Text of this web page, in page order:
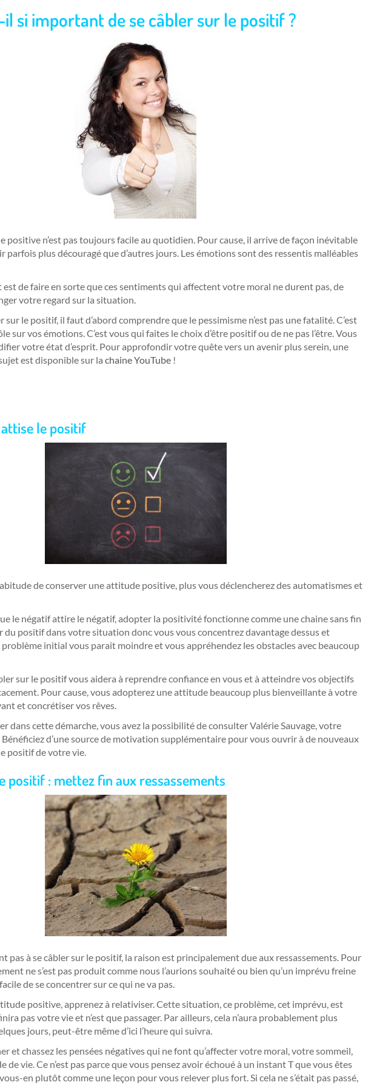
si important de se câbler sur le positif ?
positive n’est pas toujours facile au quotidien. Pour cause, il arrive de façon inévitable
parfois plus découragé que d’autres jours. Les émotions sont des ressentis malléables
de faire en sorte que ces sentiments qui affectent votre moral ne durent pas, de
votre regard sur la situation.
sur le positif, il faut d’abord comprendre que le pessimisme n’est pas une fatalité. C’est
sur vos émotions. C’est vous qui faites le choix d’être positif ou de ne pas l’être. Vous
votre état d’esprit. Pour approfondir votre quête vers un avenir plus serein, une
est disponible sur la chaine YouTube !
le positif
de conserver une attitude positive, plus vous déclencherez des automatismes et
le négatif attire le négatif, adopter la positivité fonctionne comme une chaine sans fin
du positif dans votre situation donc vous vous concentrez davantage dessus et
initial vous parait moindre et vous appréhendez les obstacles avec beaucoup
sur le positif vous aidera à reprendre confiance en vous et à atteindre vos objectifs
Pour cause, vous adopterez une attitude beaucoup plus bienveillante à votre
et concrétiser vos rêves.
dans cette démarche, vous avez la possibilité de consulter Valérie Sauvage, votre
Bénéficiez d’une source de motivation supplémentaire pour vous ouvrir à de nouveaux
positif de votre vie.
positif : mettez fin aux ressassements
pas à se câbler sur le positif, la raison est principalement due aux ressassements. Pour
ne s’est pas produit comme nous l’aurions souhaité ou bien qu’un imprévu freine
de se concentrer sur ce qui ne va pas.
positive, apprenez à relativiser. Cette situation, ce problème, cet imprévu, est
pas votre vie et n’est que passager. Par ailleurs, cela n’aura probablement plus
jours, peut-être même d’ici l’heure qui suivra.
et chassez les pensées négatives qui ne font qu’affecter votre moral, votre sommeil,
de vie. Ce n’est pas parce que vous pensez avoir échoué à un instant T que vous êtes
en plutôt comme une leçon pour vous relever plus fort. Si cela ne s’était pas passé,